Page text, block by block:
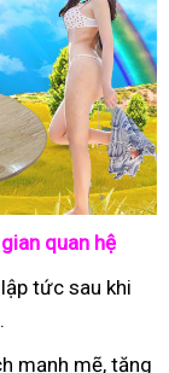
quan hệ
tức sau khi
mạnh mẽ, tăng